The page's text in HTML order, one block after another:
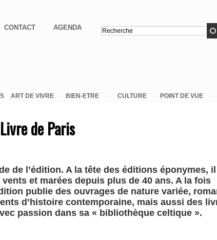
CONTACT AGENDA
ART DE VIVRE BIEN-ETRE CULTURE POINT DE VUE
de Paris
de l’édition. A la tête des éditions éponymes,
et marées depuis plus de 40 ans. A la fois
publie des ouvrages de nature variée,
d’histoire contemporaine, mais aussi des
passion dans sa « bibliothèque celtique ».